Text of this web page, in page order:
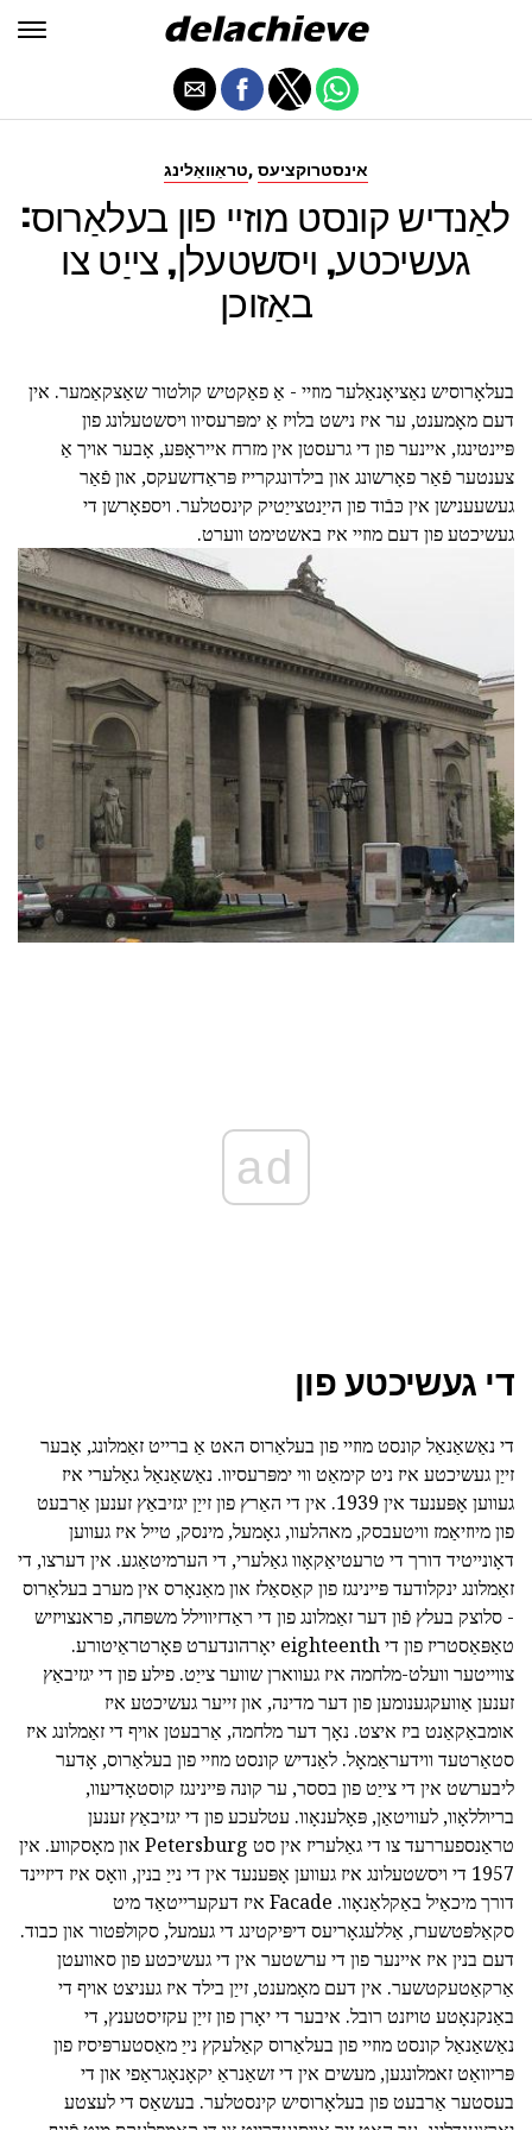
טראַוואַלינג, אינסטרוקציעס
לאַנדיש קונסט מוזיי פון בעלאַרוס:
געשיכטע, ויסשטעלן, צייַט צו
באַזוכן
בעלאָרוסיש נאַציאָנאַלער מוזיי - אַ פאַקטיש קולטור שאַצקאַמער. אין
דעם מאָמענט, ער איז נישט בלויז אַ ימפּרעסיוו ויסשטעלונג פון
פּיינטינגז, איינער פון די גרעסטן אין מזרח אייראָפּע, אָבער אויך אַ
צענטער פֿאַר פאָרשונג און בילדונגקרייז פּראַדזשעקס, און פֿאַר
געשעענישן אין כּבֿוד פון הייַנטצייַטיק קינסטלער. ויספאָרשן די
געשיכטע פון דעם מוזיי איז באשטימט ווערט.
ad
די געשיכטע פון
די נאַשאַנאַל קונסט מוזיי פון בעלאַרוס האט אַ ברייט זאַמלונג, אָבער
זייַן געשיכטע איז ניט קימאַט ווי ימפּרעסיוו. נאַשאַנאַל גאַלערי איז
געווען אָפּענעד אין 1939. אין די האַרץ פון זייַן יגזיבאַץ זענען אַרבעט
פון מיוזיאַמז וויטעבסק, מאהלעוו, גאָמעל, מינסק, טייל איז געווען
דאָונייטיד דורך די טרעטיאַקאָוו גאַלערי, די הערמיטאַגע. אין דערצו, די
זאַמלונג ינקלודעד פּיינינגז פון קאַסאַלז און מאַנאָרס אין מערב בעלאַרוס
- סלוצק בעלץ פֿון דער זאַמלונג פון די ראַדזיווילל משפּחה, פראנצויזיש
טאַפּאַסטריז פון די eighteenth יאָרהונדערט פּאָרטראַיטורע.
צווייטער וועלט-מלחמה איז געווארן שווער צייַט. פילע פון די יגזיבאַץ
זענען אַוועקגענומען פון דער מדינה, און זייער געשיכטע איז
אומבאַקאַנט ביז איצט. נאָך דער מלחמה, אַרבעטן אויף די זאַמלונג איז
סטאַרטעד ווידעראַמאָל. לאַנדיש קונסט מוזיי פון בעלאַרוס, אָדער
ליבערשט אין די צייַט פון בססר, ער קונה פּיינינגז קוסטאָדיעוו,
בריוללאָוו, לעוויטאַן, פּאָלענאָוו. עטלעכע פון די יגזיבאַץ זענען
טראַנספעררעד צו די גאַלעריז אין סט Petersburg און מאָסקווע. אין
1957 די ויסשטעלונג איז געווען אָפּענעד אין די נייַ בנין, וואָס איז דיזיינד
דורך מיכאַיל באַקלאַנאָוו. Facade איז דעקערייטאַד מיט
סקאַלפּטשערז, אַללעגאָריעס דיפּיקטינג די געמעל, סקולפּטור און כבוד.
דעם בנין איז איינער פון די ערשטער אין די געשיכטע פון סאוועטן
אַרקאַטעקטשער. אין דעם מאָמענט, זייַן בילד איז געניצט אויף די
באַנקנאָטע טויזנט רובל. איבער די יאָרן פון זייַן עקזיסטענץ, די
נאַשאַנאַל קונסט מוזיי פון בעלאַרוס קאַלעקץ נייַ מאַסטערפּיסיז פון
פּריוואַט זאמלונגען, מעשים אין די זשאַנראַ יקאָנאָגראַפי און די
בעסטער אַרבעט פון בעלאָרוסיש קינסטלער. בעשאַס די לעצטע